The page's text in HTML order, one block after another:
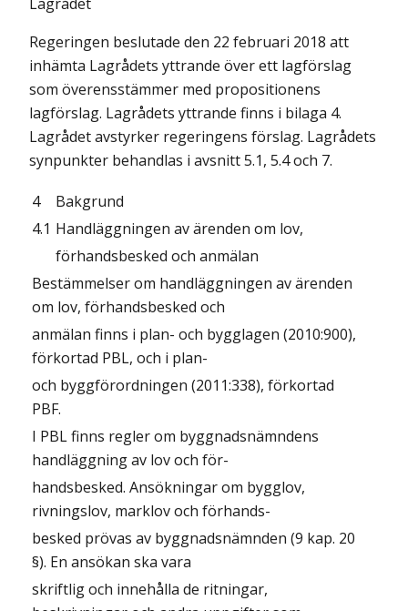
Regeringen beslutade den 22 februari 2018 att
inhämta Lagrådets yttrande över ett lagförslag
som överensstämmer med propositionens
lagförslag. Lagrådets yttrande finns i bilaga 4.
Lagrådet avstyrker regeringens förslag. Lagrådets
synpunkter behandlas i avsnitt 5.1, 5.4 och 7.
4
Bakgrund
4.1 Handläggningen av ärenden om lov,
förhandsbesked och anmälan
Bestämmelser om handläggningen av ärenden
om lov, förhandsbesked och
anmälan finns i plan- och bygglagen (2010:900),
förkortad PBL, och i plan-
och byggförordningen (2011:338), förkortad
PBF.
I PBL finns regler om byggnadsnämndens
handläggning av lov och för-
handsbesked. Ansökningar om bygglov,
rivningslov, marklov och förhands-
besked prövas av byggnadsnämnden (9 kap. 20
§). En ansökan ska vara
skriftlig och innehålla de ritningar,